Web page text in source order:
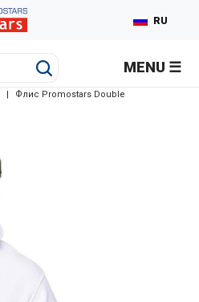
EN
RU
MENU
| Флис Promostars Double